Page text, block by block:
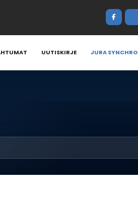
UUTISKIRJE JURA SYNCHRO